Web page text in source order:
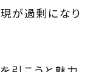
が過剰になり